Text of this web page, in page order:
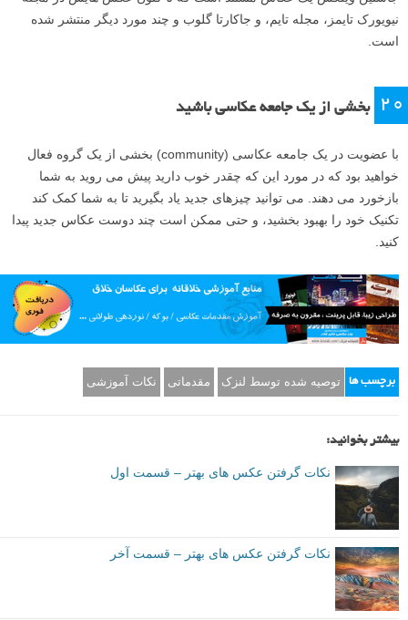
نیویورک تایمز، مجله تایم، و جاکارتا گلوب و چند مورد دیگر منتشر شده
است.
۲۰ بخشی از یک جامعه عکاسی باشید
با عضویت در یک جامعه عکاسی (community) بخشی از یک گروه فعال
خواهید بود که در مورد این که چقدر خوب دارید پیش می روید به شما
بازخورد می دهند. می توانید چیزهای جدید یاد بگیرید تا به شما کمک کند
تکنیک خود را بهبود بخشید، و حتی ممکن است چند دوست عکاس جدید پیدا
کنید.
برچسب ها توصیه شده توسط لنزک مقدماتی نکات آموزشی
بیشتر بخوانید:
نکات گرفتن عکس های بهتر – قسمت اول
نکات گرفتن عکس های بهتر – قسمت آخر